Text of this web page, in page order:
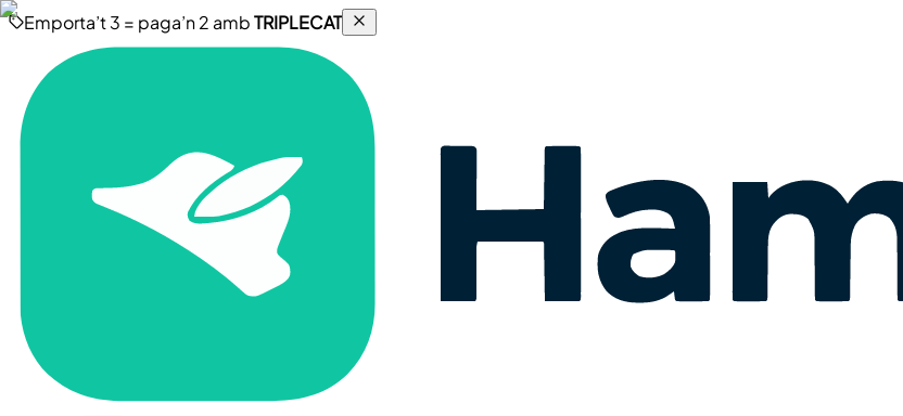
Emporta’t 3 = paga’n 2 ambTRIPLECAT